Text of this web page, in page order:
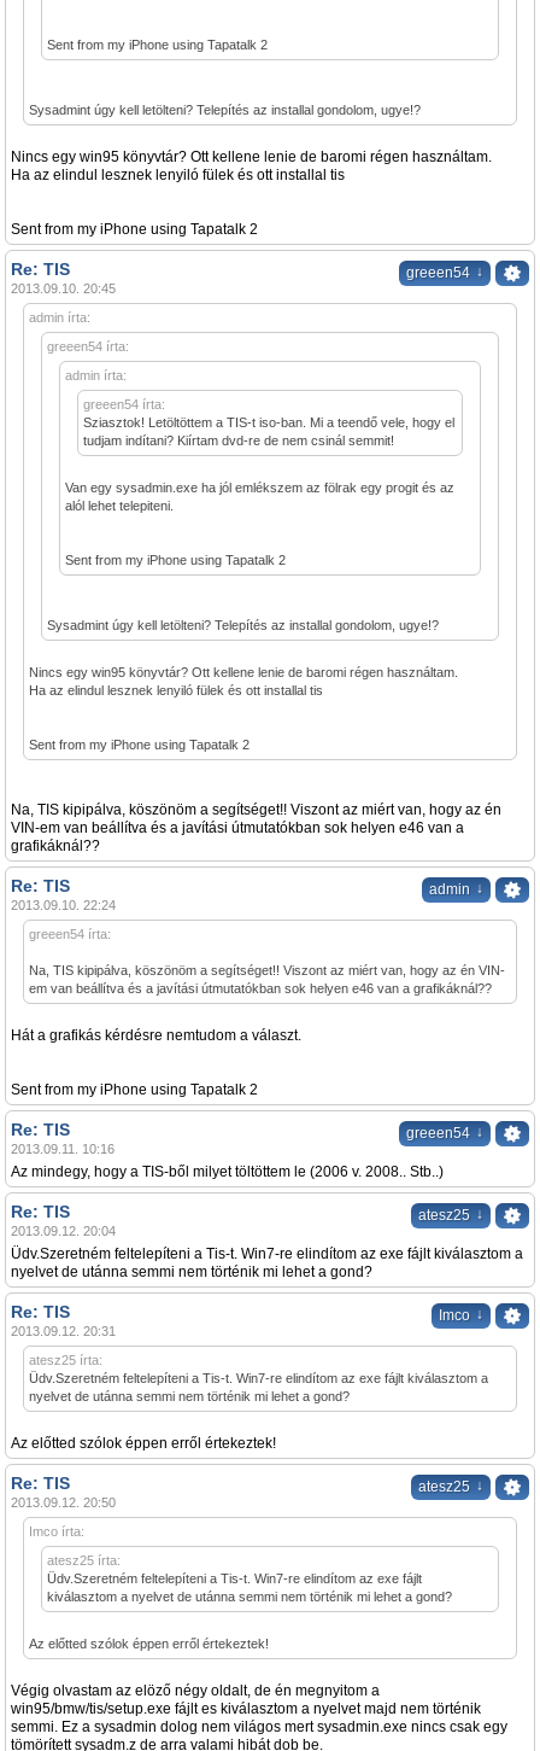
Sent from my iPhone using Tapatalk 2
Sysadmint úgy kell letölteni? Telepítés az installal gondolom, ugye!?
Nincs egy win95 könyvtár? Ott kellene lenie de baromi régen használtam.
Ha az elindul lesznek lenyiló fülek és ott installal tis
Sent from my iPhone using Tapatalk 2
greeen54 ↓
Re: TIS
2013.09.10. 20:45
admin írta:
greeen54 írta:
admin írta:
greeen54 írta:
Sziasztok! Letöltöttem a TIS-t iso-ban. Mi a teendő vele, hogy el
tudjam indítani? Kiírtam dvd-re de nem csinál semmit!
Van egy sysadmin.exe ha jól emlékszem az fölrak egy progit és az
alól lehet telepiteni.
Sent from my iPhone using Tapatalk 2
Sysadmint úgy kell letölteni? Telepítés az installal gondolom, ugye!?
Nincs egy win95 könyvtár? Ott kellene lenie de baromi régen használtam.
Ha az elindul lesznek lenyiló fülek és ott installal tis
Sent from my iPhone using Tapatalk 2
Na, TIS kipipálva, köszönöm a segítséget!! Viszont az miért van, hogy az én
VIN-em van beállítva és a javítási útmutatókban sok helyen e46 van a
grafikáknál??
admin ↓
Re: TIS
2013.09.10. 22:24
greeen54 írta:
Na, TIS kipipálva, köszönöm a segítséget!! Viszont az miért van, hogy az én VIN-
em van beállítva és a javítási útmutatókban sok helyen e46 van a grafikáknál??
Hát a grafikás kérdésre nemtudom a választ.
Sent from my iPhone using Tapatalk 2
greeen54 ↓
Re: TIS
2013.09.11. 10:16
Az mindegy, hogy a TIS-ből milyet töltöttem le (2006 v. 2008.. Stb..)
atesz25 ↓
Re: TIS
2013.09.12. 20:04
Üdv.Szeretném feltelepíteni a Tis-t. Win7-re elindítom az exe fájlt kiválasztom a
nyelvet de utánna semmi nem történik mi lehet a gond?
Imco ↓
Re: TIS
2013.09.12. 20:31
atesz25 írta:
Üdv.Szeretném feltelepíteni a Tis-t. Win7-re elindítom az exe fájlt kiválasztom a
nyelvet de utánna semmi nem történik mi lehet a gond?
Az előtted szólok éppen erről értekeztek!
atesz25 ↓
Re: TIS
2013.09.12. 20:50
Imco írta:
atesz25 írta:
Üdv.Szeretném feltelepíteni a Tis-t. Win7-re elindítom az exe fájlt
kiválasztom a nyelvet de utánna semmi nem történik mi lehet a gond?
Az előtted szólok éppen erről értekeztek!
Végig olvastam az elöző négy oldalt, de én megnyitom a
win95/bmw/tis/setup.exe fájlt es kiválasztom a nyelvet majd nem történik
semmi. Ez a sysadmin dolog nem világos mert sysadmin.exe nincs csak egy
tömörített sysadm.z de arra valami hibát dob be.